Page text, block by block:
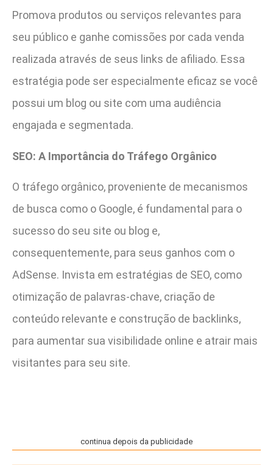
Promova produtos ou serviços relevantes para
seu público e ganhe comissões por cada venda
realizada através de seus links de afiliado. Essa
estratégia pode ser especialmente eficaz se você
possui um blog ou site com uma audiência
engajada e segmentada.
SEO: A Importância do Tráfego Orgânico
O tráfego orgânico, proveniente de mecanismos
de busca como o Google, é fundamental para o
sucesso do seu site ou blog e,
consequentemente, para seus ganhos com o
AdSense. Invista em estratégias de SEO, como
otimização de palavras-chave, criação de
conteúdo relevante e construção de backlinks,
para aumentar sua visibilidade online e atrair mais
visitantes para seu site.
continua depois da publicidade